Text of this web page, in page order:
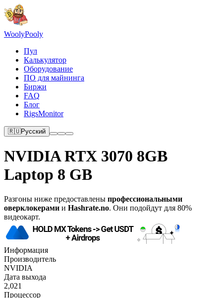
WoolyPooly
Пул
Калькулятор
Оборудование
ПО для майнинга
Биржи
FAQ
Блог
RigsMonitor
🇷🇺Русский
NVIDIA RTX 3070 8GB
Laptop 8 GB
Разгоны ниже предоставлены профессиональными
оверклокерами и Hashrate.no. Они подойдут для 80%
видеокарт.
Информация
Производитель
NVIDIA
Дата выхода
2,021
Процессор